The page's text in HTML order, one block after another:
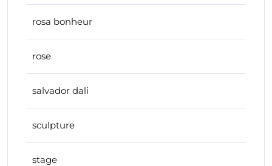
rosa bonheur
rose
salvador dali
sculpture
stage